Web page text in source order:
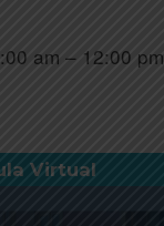
am – 12:00 pm
Virtual